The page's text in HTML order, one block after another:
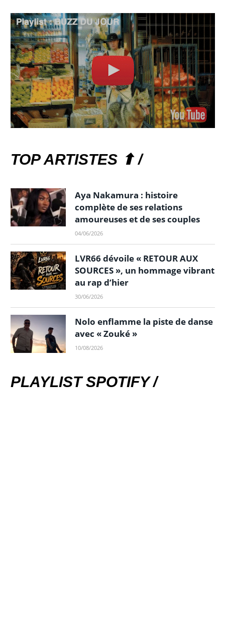
TOP ARTISTES ⬆ /
Aya Nakamura : histoire
complète de ses relations
amoureuses et de ses couples
04/06/2026
LVR66 dévoile « RETOUR AUX
SOURCES », un hommage vibrant
au rap d’hier
30/06/2026
Nolo enflamme la piste de danse
avec « Zouké »
10/08/2026
PLAYLIST SPOTIFY /